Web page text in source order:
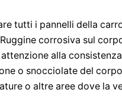
tutti i pannelli della
corrosiva sul
alla
o snocciolate del
o altre aree dove la